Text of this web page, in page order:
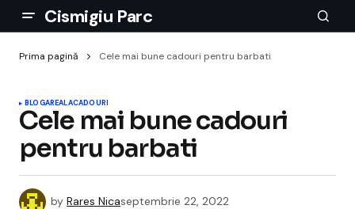
Cismigiu Parc
Prima pagină Cele mai bune cadouri pentru barbati
BLOGAREALACADOURI
Cele mai bune cadouri
pentru barbati
by Rares Nicaseptembrie 22, 2022